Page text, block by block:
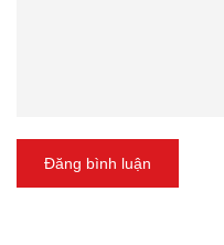
Đăng bình luận